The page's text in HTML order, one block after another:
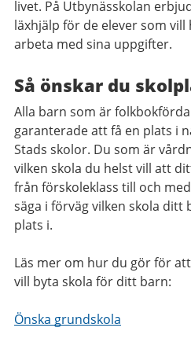
livet. På Utbynässkolan
läxhjälp för de elever som
arbeta med sina uppgifter.
Så önskar du
Alla barn som är
garanterade att få en plats i
Stads skolor. Du som är
vilken skola du helst vill att
från förskoleklass till och
säga i förväg vilken skola ditt
plats i.
Läs mer om hur du gör för
vill byta skola för ditt barn:
Önska grundskola